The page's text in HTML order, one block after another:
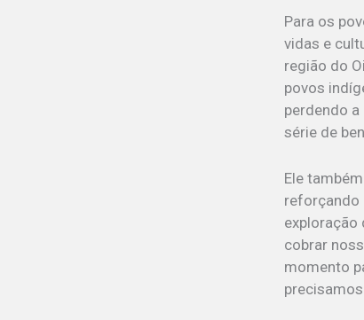
Para os
vidas e
região do
povos
perdendo
série de
Ele
reforçando
exploração
cobrar
momento